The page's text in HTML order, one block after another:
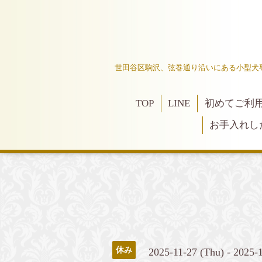
世田谷区駒沢、弦巻通り沿いにある小型
TOP LINE
初めてご利
お手入れ
休み 2025-11-27 (Thu) - 2025-